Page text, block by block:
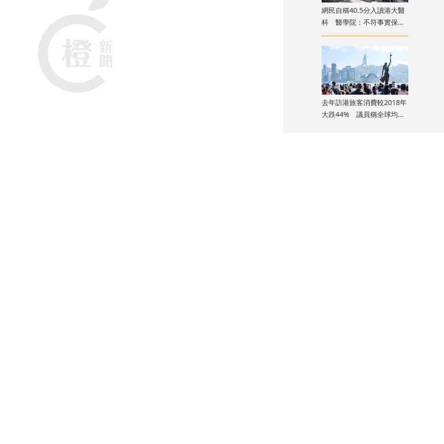
​網民自稱40.5分入讀港大醫
科 醫學院：不符事實保留
追究權
去年訪港旅客消費較2018年
大跌44% 議員稱全球均面